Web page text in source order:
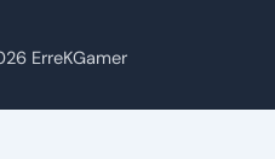
ErreKGamer